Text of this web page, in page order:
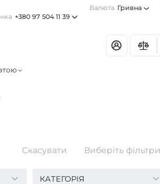
+380 97 504 11 39
Валюта Гривна
Скасувати Виберіть фільтри
КАТЕГОРІЯ